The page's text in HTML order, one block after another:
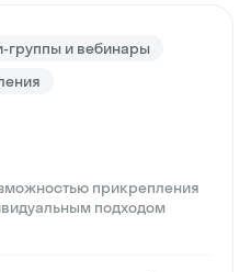
группы и вебинары
прикрепления
подходом